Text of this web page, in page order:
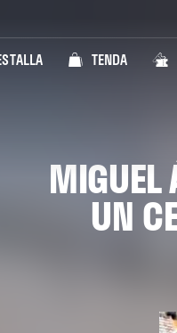
TENDA
MIGUEL
UN